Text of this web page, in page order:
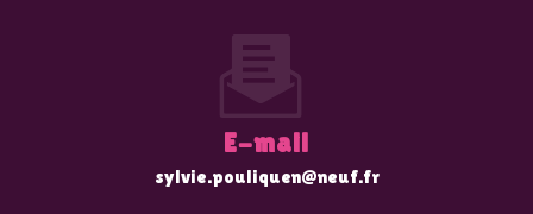
E-mail
sylvie.pouliquen@neuf.fr